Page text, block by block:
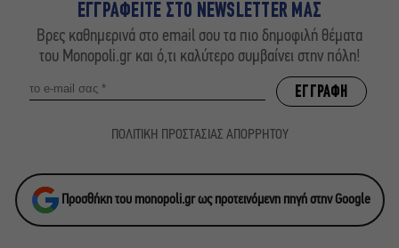
ΕΓΓΡΑΦΕΙΤΕ ΣΤΟ NEWSLETTER ΜΑΣ
Βρες καθημερινά στο email σου τα πιο δημοφιλή θέματα
του Monopoli.gr και ό,τι καλύτερο συμβαίνει στην πόλη!
ΠΟΛΙΤΙΚΗ ΠΡΟΣΤΑΣΙΑΣ ΑΠΟΡΡΗΤΟΥ
Προσθήκη του monopoli.gr ως προτεινόμενη πηγή στην Google